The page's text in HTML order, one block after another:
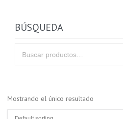
BÚSQUEDA
Mostrando el único resultado